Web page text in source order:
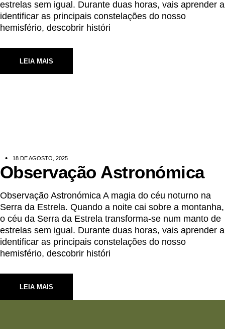
estrelas sem igual. Durante duas horas, vais aprender a
identificar as principais constelações do nosso
hemisfério, descobrir históri
LEIA MAIS
18 DE AGOSTO, 2025
Observação Astronómica
Observação Astronómica A magia do céu noturno na
Serra da Estrela. Quando a noite cai sobre a montanha,
o céu da Serra da Estrela transforma-se num manto de
estrelas sem igual. Durante duas horas, vais aprender a
identificar as principais constelações do nosso
hemisfério, descobrir históri
LEIA MAIS